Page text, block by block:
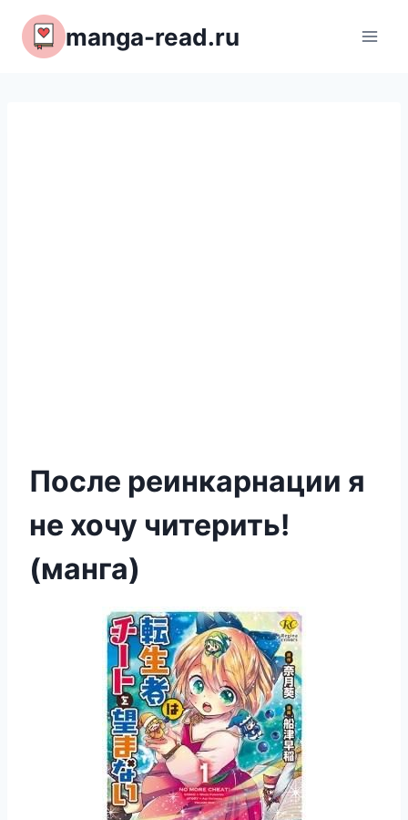
Перейти
содержимому
manga-read.ru
После реинкарнации я
не хочу читерить!
(манга)